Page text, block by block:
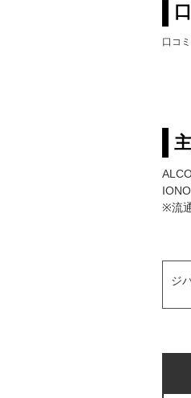
口コ
※流
ジ